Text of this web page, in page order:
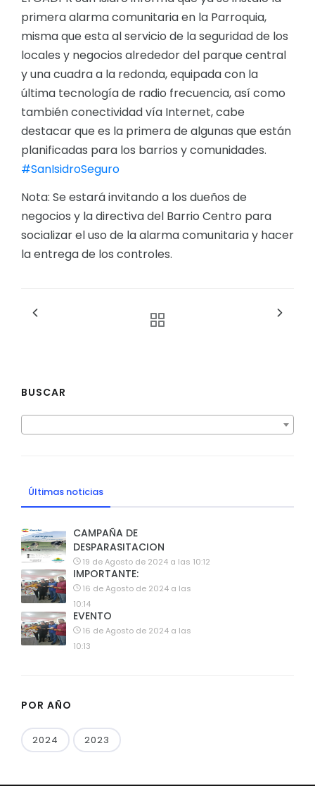
primera alarma comunitaria en la Parroquia,
misma que esta al servicio de la seguridad de los
locales y negocios alrededor del parque central
y una cuadra a la redonda, equipada con la
última tecnología de radio frecuencia, así como
también conectividad vía Internet, cabe
destacar que es la primera de algunas que están
planificadas para los barrios y comunidades.
#SanIsidroSeguro
Nota: Se estará invitando a los dueños de
negocios y la directiva del Barrio Centro para
socializar el uso de la alarma comunitaria y hacer
la entrega de los controles.
BUSCAR
Últimas noticias
CAMPAÑA DE
DESPARASITACION
19 de Agosto de 2024 a las 10:12
IMPORTANTE:
16 de Agosto de 2024 a las
10:14
EVENTO
16 de Agosto de 2024 a las
10:13
POR AÑO
2024 2023